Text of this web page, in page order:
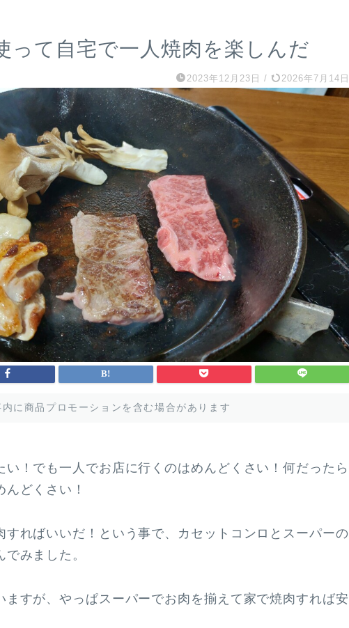
って自宅で一人焼肉を楽しんだ
2023年12月23日 / 2026年7月14日
内に商品プロモーションを含む場合があります
い！でも一人でお店に行くのはめんどくさい！何だったら
どくさい！
すればいいだ！という事で、カセットコンロとスーパーの
みました。
ますが、やっぱスーパーでお肉を揃えて家で焼肉すれば安